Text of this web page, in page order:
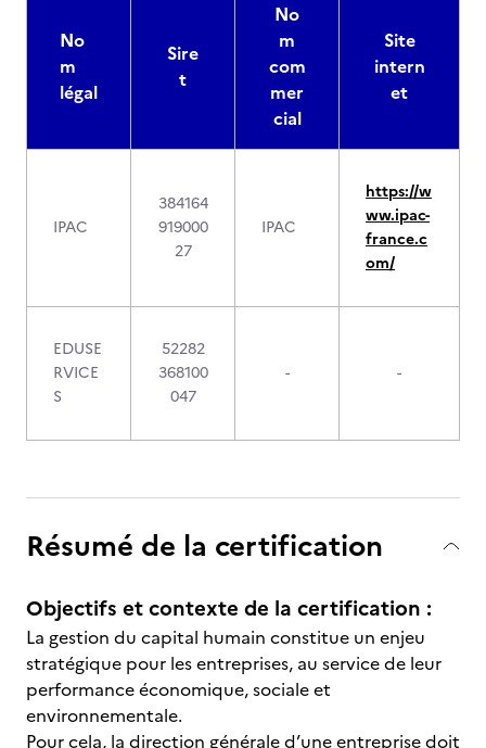
No
m
légal
Sire
t
No
m
com
mer
cial
Site
intern
et
IPAC
384164
919000
27
IPAC
https://w
ww.ipac-
france.c
om/
EDUSE
RVICE
S
52282
368100
047
- -
Résumé de la certification
Objectifs et contexte de la certification :
La gestion du capital humain constitue un enjeu
stratégique pour les entreprises, au service de leur
performance économique, sociale et
environnementale.
Pour cela, la direction générale d’une entreprise doit